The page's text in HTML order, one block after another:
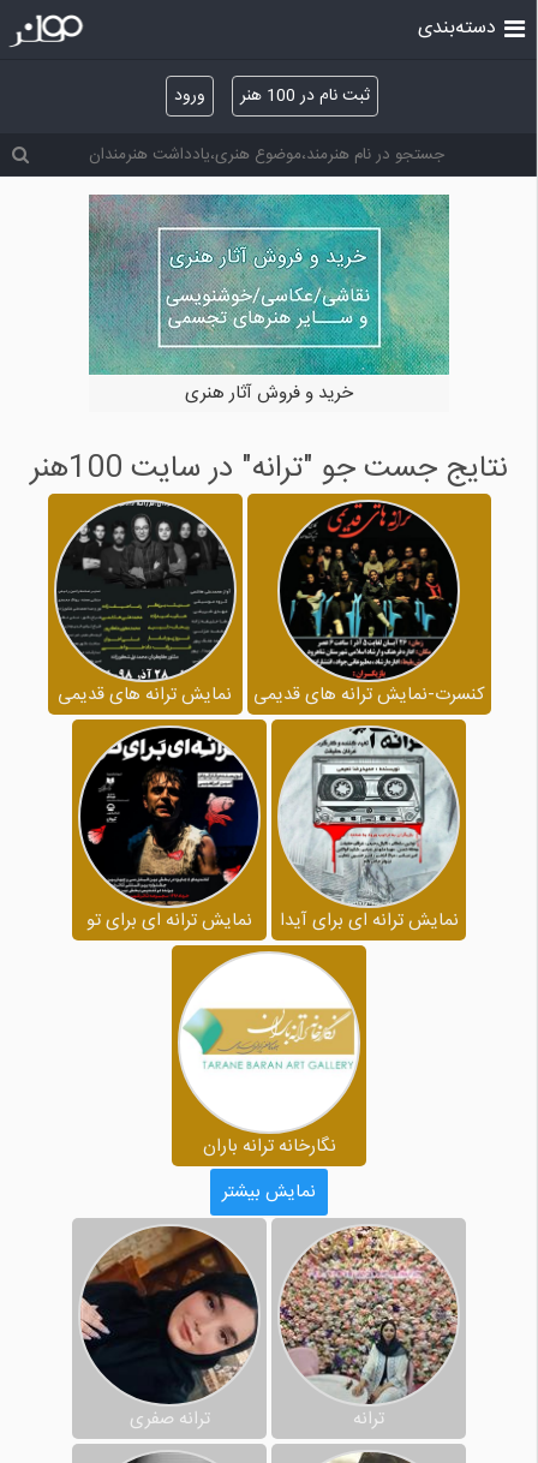
ثبت نام در 100 هنر ورود
دسته‌بندی
خرید و فروش آثار هنری
نتایج جست جو "ترانه" در سایت 100هنر
کنسرت-نمایش ترانه های قدیمی نمایش ترانه های قدیمی
نمایش ترانه ای برای آیدا نمایش ترانه ای برای تو
نگارخانه ترانه باران
نمایش بیشتر
ترانه ترانه صفری